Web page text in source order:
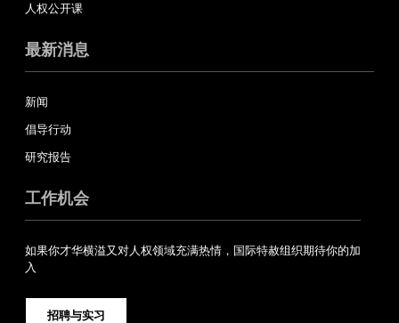
人权公开课
最新消息
新闻
倡导行动
研究报告
工作机会
如果你才华横溢又对人权领域充满热情，国际特赦组织期待你的加
入
招聘与实习